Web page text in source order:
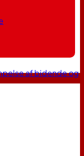
af bidende og